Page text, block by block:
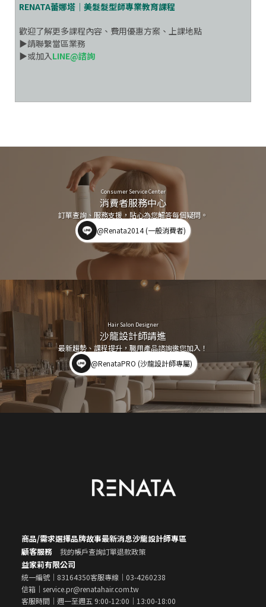
RENATA蕾娜塔│美髮髮型師專業教育課程
歡迎了解更多課程內容、費用優惠方案、上課地點
▶請聯繫當區業務
▶或加入LINE@諮詢
Consumer Service Center
消費者服務中心
訂單查詢、服務支援，貼心為您解答每個疑問。
@Renata2014 (一般消費者)
Hair Salon Designer
沙龍設計師請進
最新趨勢、課程提升，職用產品諮詢邀您加入！
@RenataPRO (沙龍設計師專屬)
商品/需求選擇品牌故事最新消息沙龍設計師專區
顧客服務
我的帳戶查詢訂單退款政策
益家莉有限公司
統一編號｜83164350客服專線｜03-4260238
信箱｜service.pr@renatahair.com.tw
客服時間｜週一至週五 9:00-12:00｜13:00-18:00